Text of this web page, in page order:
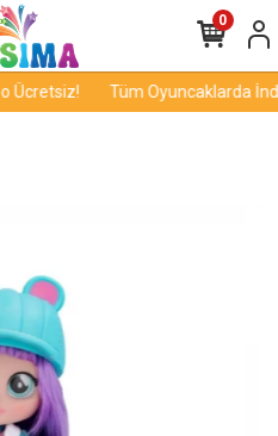
Ücretsiz! Tüm Oyuncaklarda
0